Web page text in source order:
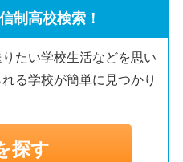
、通信制高校に行くこと
デメリット、目標に合わ
びについて解説します。
が通う学校という、先入
もいるかもしれません。
通信制高校への入学者は
あり、さまざまな生徒が
はどのような生徒が通っ
、通信制高校に向いてい
制高校検索！
たい学校生活などを思い
る学校が簡単に見つかり
探す